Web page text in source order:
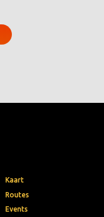
Kaart
Routes
Events